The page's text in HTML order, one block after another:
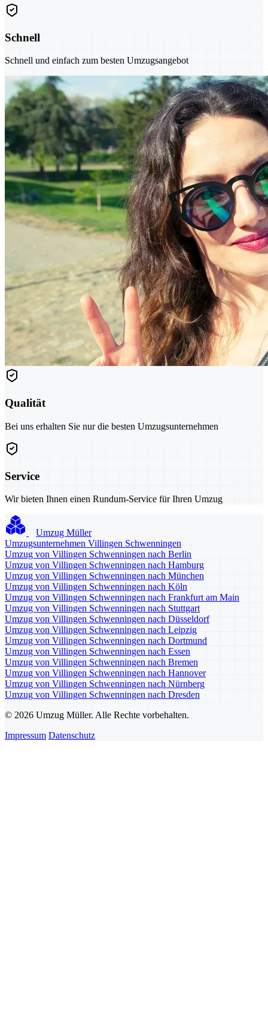
Schnell
Schnell und einfach zum besten Umzugsangebot
Qualität
Bei uns erhalten Sie nur die besten Umzugsunternehmen
Service
Wir bieten Ihnen einen Rundum-Service für Ihren Umzug
Umzug Müller
Umzugsunternehmen Villingen Schwenningen
Umzug von Villingen Schwenningen nach Berlin
Umzug von Villingen Schwenningen nach Hamburg
Umzug von Villingen Schwenningen nach München
Umzug von Villingen Schwenningen nach Köln
Umzug von Villingen Schwenningen nach Frankfurt am Main
Umzug von Villingen Schwenningen nach Stuttgart
Umzug von Villingen Schwenningen nach Düsseldorf
Umzug von Villingen Schwenningen nach Leipzig
Umzug von Villingen Schwenningen nach Dortmund
Umzug von Villingen Schwenningen nach Essen
Umzug von Villingen Schwenningen nach Bremen
Umzug von Villingen Schwenningen nach Hannover
Umzug von Villingen Schwenningen nach Nürnberg
Umzug von Villingen Schwenningen nach Dresden
© 2026 Umzug Müller. Alle Rechte vorbehalten.
Impressum Datenschutz